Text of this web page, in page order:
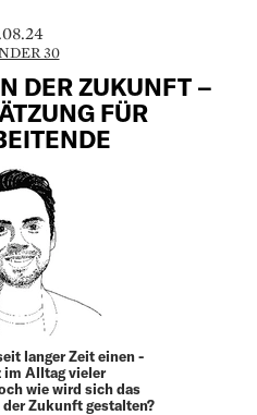
30
DER ZUKUNFT –
FÜR
langer Zeit einen
im Alltag vieler
wie wird sich das
Zukunft ­gestalten?